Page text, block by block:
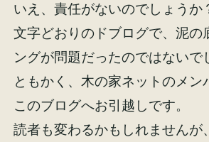
いえ、責任がないのでしょうか
文字どおりのドブログで、泥の
ングが問題だったのではないで
ともかく、木の家ネットのメン
このブログへお引越しです。
読者も変わるかもしれませんが
イベント情報